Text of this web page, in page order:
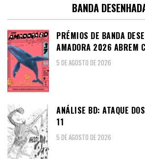
BANDA
PRÉMIOS DE BANDA
AMADORA 2026 ABREM
5 DE AGOSTO DE 2026
ANÁLISE BD: ATAQUE
11
5 DE AGOSTO DE 2026